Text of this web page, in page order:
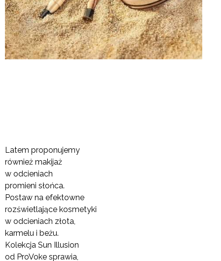
Latem proponujemy
również makijaż
w odcieniach
promieni słońca.
Postaw na efektowne
rozświetlające kosmetyki
w odcieniach złota,
karmelu i beżu.
Kolekcja Sun Illusion
od ProVoke sprawia,